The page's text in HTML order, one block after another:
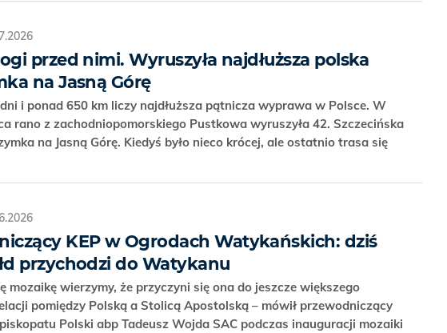
przed nimi. Wyruszyła najdłuższa polska
na Jasną Górę
i ponad 650 km liczy najdłuższa pątnicza wyprawa w Polsce. W
rano z zachodniopomorskiego Pustkowa wyruszyła 42. Szczecińska
na Jasną Górę. Kiedyś było nieco krócej, ale ostatnio trasa się
KEP w Ogrodach Watykańskich: dziś
przychodzi do Watykanu
mozaikę wierzymy, że przyczyni się ona do jeszcze większego
pomiędzy Polską a Stolicą Apostolską – mówił przewodniczący
Polski abp Tadeusz Wojda SAC podczas inauguracji mozaiki